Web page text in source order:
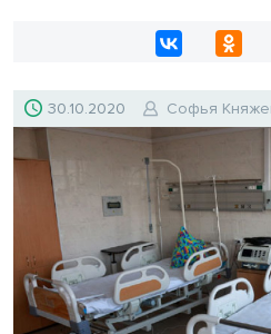
30.10.2020 Софья